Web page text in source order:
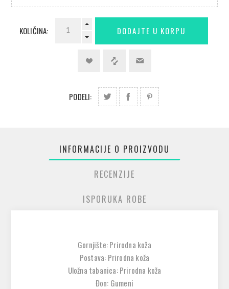
KOLIČINA:
PODELI:
INFORMACIJE O PROIZVODU
RECENZIJE
ISPORUKA ROBE
Gornjište: Prirodna koža
Postava: Prirodna koža
Uložna tabanica: Prirodna koža
Đon: Gumeni